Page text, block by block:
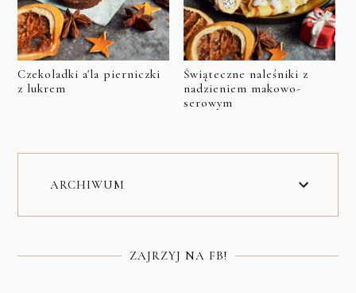
Czekoladki a'la pierniczki
z lukrem
Świąteczne naleśniki z
nadzieniem makowo-
serowym
ARCHIWUM
ZAJRZYJ NA FB!